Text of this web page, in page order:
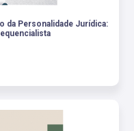
da Personalidade Jurídica: